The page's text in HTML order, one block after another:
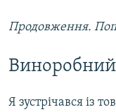
Продовження.
Я зустрічався із